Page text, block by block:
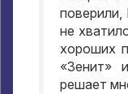
поверили,
не
хороших
«Зенит»
решает